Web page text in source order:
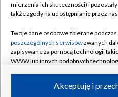
Naziemna Telewizja
Rada Programowa
System NOS
Informacje o nadawcy
Program dla prasy
mierzenia ich skuteczności) i
także zgody na udostępnianie przez
Twoje dane osobowe zbierane
poszczególnych serwisówzwanych
zapisywane za pomocą technologii
WWW lub innych podobnych
ruchu w Internecie.Akceptuję i